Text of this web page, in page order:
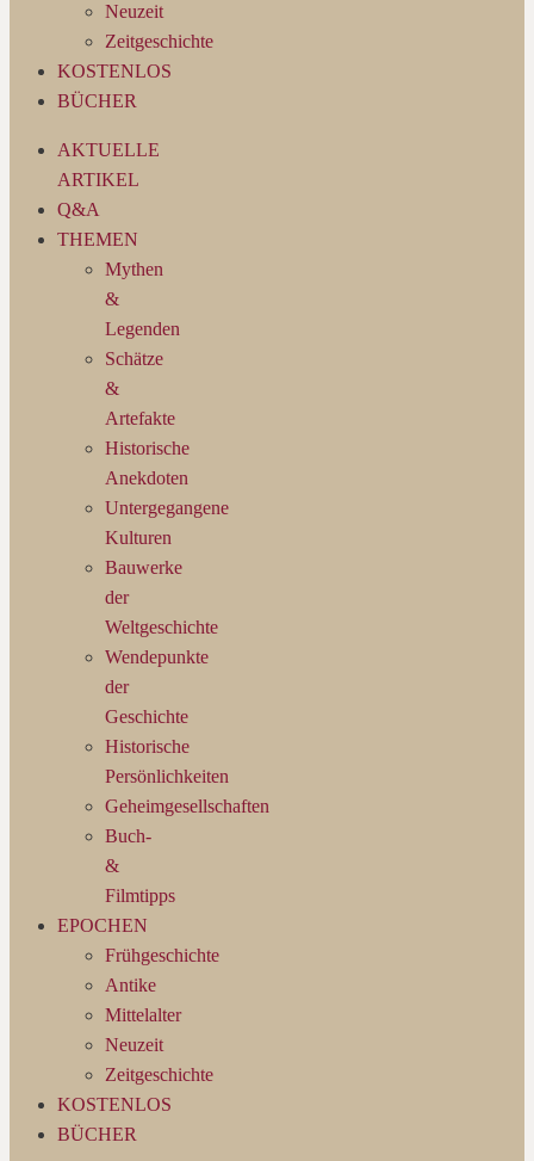
Neuzeit
Zeitgeschichte
KOSTENLOS
BÜCHER
AKTUELLE
ARTIKEL
Q&A
THEMEN
Mythen
&
Legenden
Schätze
&
Artefakte
Historische
Anekdoten
Untergegangene
Kulturen
Bauwerke
der
Weltgeschichte
Wendepunkte
der
Geschichte
Historische
Persönlichkeiten
Geheimgesellschaften
Buch-
&
Filmtipps
EPOCHEN
Frühgeschichte
Antike
Mittelalter
Neuzeit
Zeitgeschichte
KOSTENLOS
BÜCHER